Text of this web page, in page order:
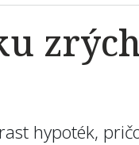
hypoték,